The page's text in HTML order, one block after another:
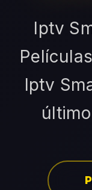
Iptv
Iptv